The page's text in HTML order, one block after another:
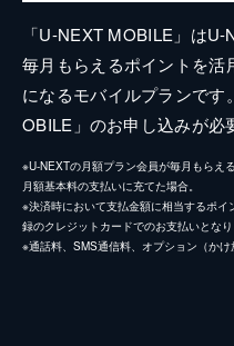
「U-NEXT MOBILE」は
毎月もらえるポイントを
になるモバイルプランで
OBILE」のお申し込みが必
※U-NEXTの月額プラン会員が毎月もらえ
月額基本料の支払いに充てた場合。
※決済時において支払金額に相当するポ
録のクレジットカードでのお支払いとなり
※通話料、SMS通信料、オプション（かけ